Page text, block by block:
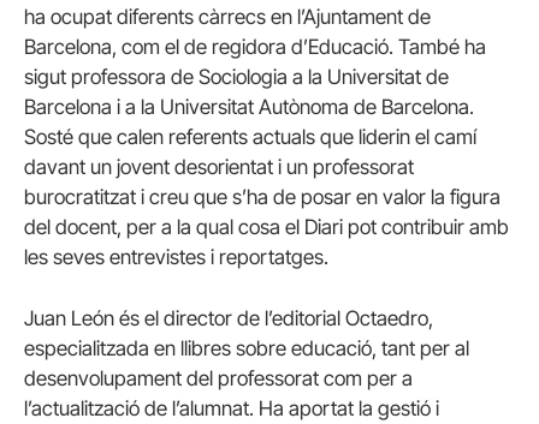
ha ocupat diferents càrrecs en l’Ajuntament de
Barcelona, com el de regidora d’Educació. També ha
sigut professora de Sociologia a la Universitat de
Barcelona i a la Universitat Autònoma de Barcelona.
Sosté que calen referents actuals que liderin el camí
davant un jovent desorientat i un professorat
burocratitzat i creu que s’ha de posar en valor la figura
del docent, per a la qual cosa el Diari pot contribuir amb
les seves entrevistes i reportatges.
Juan León és el director de l’editorial Octaedro,
especialitzada en llibres sobre educació, tant per al
desenvolupament del professorat com per a
l’actualització de l’alumnat. Ha aportat la gestió i